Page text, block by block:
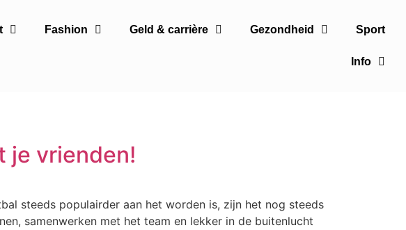
Fashion Geld & carrière Gezondheid Sport
Info
je vrienden!
steeds populairder aan het worden is, zijn het nog steeds
samenwerken met het team en lekker in de buitenlucht